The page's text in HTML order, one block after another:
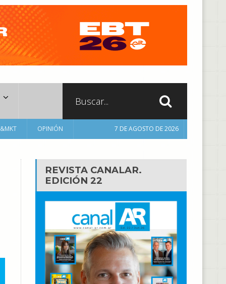
OPINIÓN 7 DE AGOSTO DE 2026
REVISTA CANALAR.
EDICIÓN 22